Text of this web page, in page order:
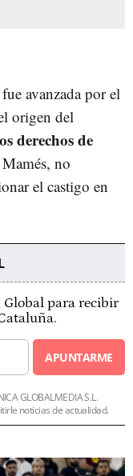
avanzada por el
origen del
derechos de
no
el castigo en
Global para recibir
APUNTARME
GLOBALMEDIA S.L.
noticias de actualidad.